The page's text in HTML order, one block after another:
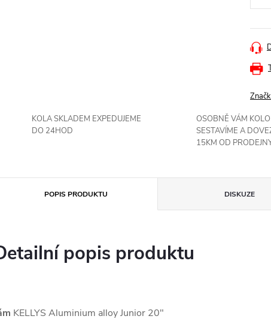
KOLA SKLADEM EXPEDUJEME
DO 24HOD
OSOBNĚ VÁM KOLO
SESTAVÍME A
15KM OD
POPIS PRODUKTU DISKUZE
popis produktu
KELLYS Aluminium alloy Junior 20"